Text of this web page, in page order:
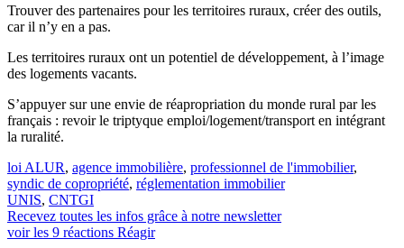
Trouver des partenaires pour les territoires ruraux, créer des outils,
car il n’y en a pas.
Les territoires ruraux ont un potentiel de développement, à l’image
des logements vacants.
S’appuyer sur une envie de réapropriation du monde rural par les
français : revoir le triptyque emploi/logement/transport en intégrant
la ruralité.
loi ALUR, agence immobilière, professionnel de l'immobilier,
syndic de copropriété, réglementation immobilier
UNIS, CNTGI
Recevez toutes les infos grâce à notre newsletter
voir les 9 réactions Réagir